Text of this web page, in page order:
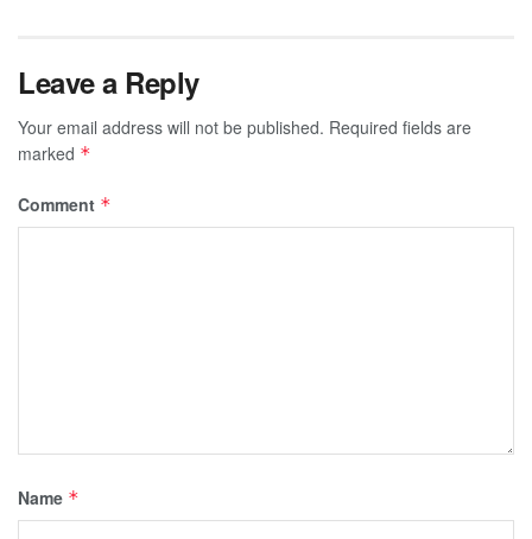
Leave a Reply
Your email address will not be published. Required fields are
marked *
Comment *
Name *